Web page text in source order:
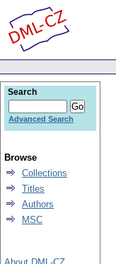
Search
Advanced Search
Browse
Collections
Titles
Authors
MSC